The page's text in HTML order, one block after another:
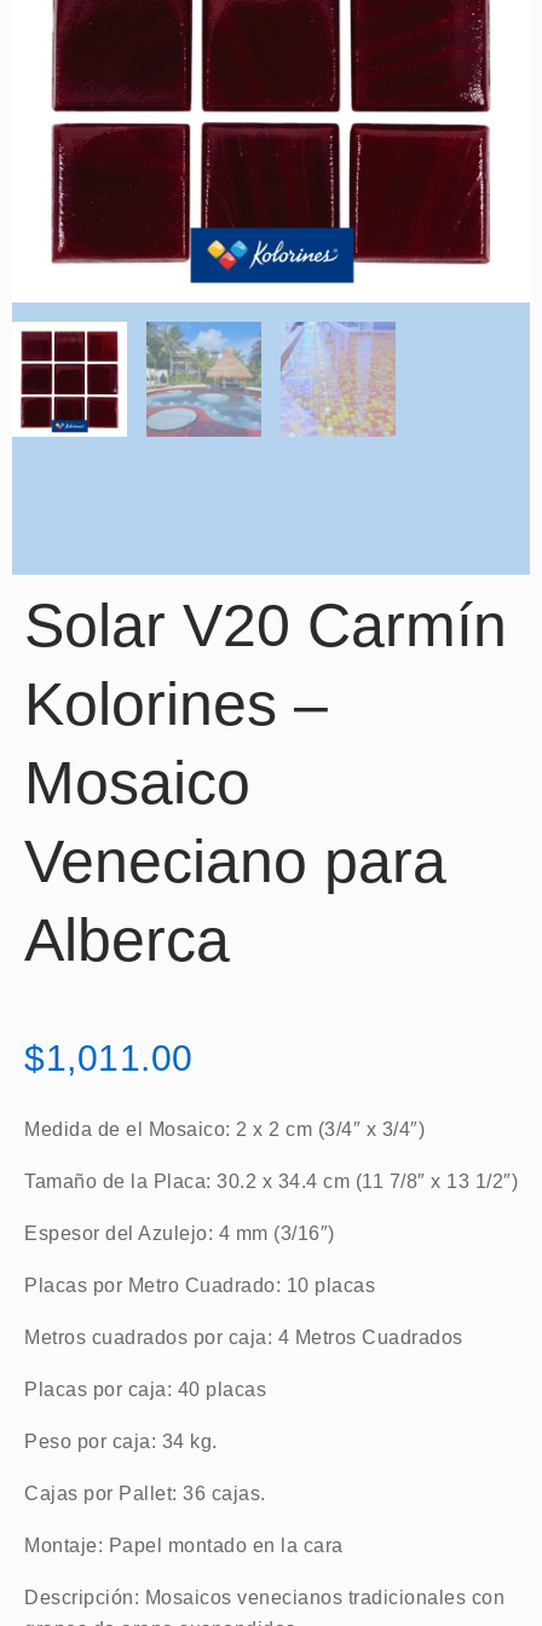
Solar V20 Carmín
Kolorines –
Mosaico
Veneciano para
Alberca
$1,011.00
Medida de el Mosaico: 2 x 2 cm (3/4″ x 3/4″)
Tamaño de la Placa: 30.2 x 34.4 cm (11 7/8″ x 13 1/2″)
Espesor del Azulejo: 4 mm (3/16″)
Placas por Metro Cuadrado: 10 placas
Metros cuadrados por caja: 4 Metros Cuadrados
Placas por caja: 40 placas
Peso por caja: 34 kg.
Cajas por Pallet: 36 cajas.
Montaje: Papel montado en la cara
Descripción: Mosaicos venecianos tradicionales con